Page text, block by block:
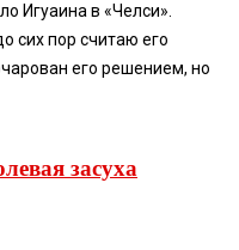
Игуаина в «Челси».
сих пор считаю его
его решением, но
засуха